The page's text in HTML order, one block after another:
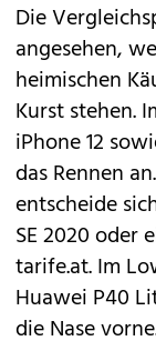
Die
angesehen,
heimischen
Kurst stehen.
iPhone 12
das Rennen
entscheide
SE 2020 oder
tarife.at. Im
Huawei P40
die Nase